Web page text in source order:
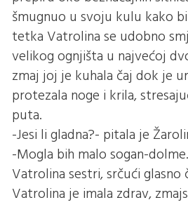
šmugnuo u svoju kulu kako
tetka Vatrolina se udobno
velikog ognjišta u najvećoj
zmaj joj je kuhala čaj dok je
protezala noge i krila,
puta.
-Jesi li gladna?- pitala je
-Mogla bih malo sogan-
Vatrolina sestri, srčući glasno
Vatrolina je imala zdrav,